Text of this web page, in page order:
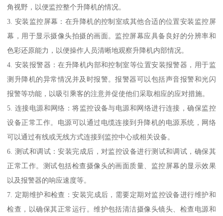
角视野，以便监控整个升降机的情况。
3. 安装监控屏幕：在升降机的控制室或其他合适的位置安装监控屏
幕，用于显示摄像头拍摄的画面。监控屏幕应具备良好的分辨率和
色彩还原能力，以便操作人员清晰地观察升降机内部情况。
4. 安装报警器：在升降机内部和控制室等位置安装报警器，用于监
测升降机的异常情况并及时报警。报警器可以包括声音报警和光闪
报警等功能，以吸引乘客的注意并促使他们采取相应的应对措施。
5. 连接电源和网络：将监控设备与电源和网络进行连接，确保监控
设备正常工作。电源可以通过电缆连接到升降机的电源系统，网络
可以通过有线或无线方式连接到监控中心或相关设备。
6. 测试和调试：安装完成后，对监控设备进行测试和调试，确保其
正常工作。测试包括检查摄像头的画面质量、监控屏幕的显示效果
以及报警器的响应速度等。
7. 定期维护和检查：安装完成后，需要定期对监控设备进行维护和
检查，以确保其正常运行。维护包括清洁摄像头镜头、检查电源和